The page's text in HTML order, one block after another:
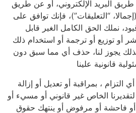
البريد الإلكتروني، أو عن طريق
“التعليقات”)، فإنك توافق على
نملك الحق الكامل الغير قابل
أو توزيع أو ترجمة أو استخدام ذلك
يجوز لنا، حذف أي مما سبق دون
قانونية علينا
التزام ، بمراقبة أو تعديل أو إزالة
الخاص غير قانوني أو مسيء أو
أو فاحشة أو مرفوض أو ينتهك حقوق